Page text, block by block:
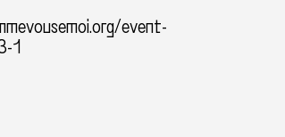
event-
1